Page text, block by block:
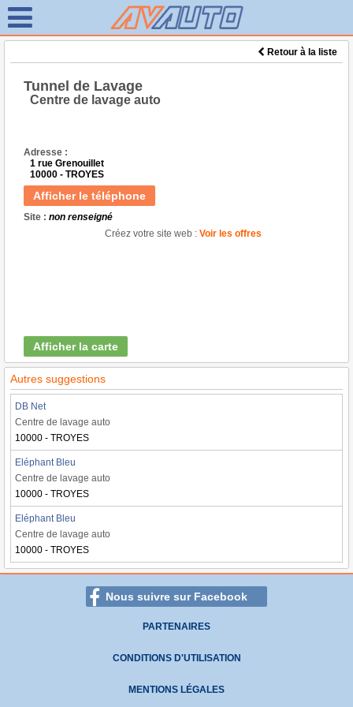
Retour à la liste
Tunnel de Lavage
Centre de lavage auto
Adresse :
1 rue Grenouillet
10000 - TROYES
Afficher le téléphone
Site : non renseigné
Créez votre site web : Voir les offres
Afficher la carte
Autres suggestions
DB Net
Centre de lavage auto
10000 - TROYES
Eléphant Bleu
Centre de lavage auto
10000 - TROYES
Eléphant Bleu
Centre de lavage auto
10000 - TROYES
Nous suivre sur Facebook
PARTENAIRES
CONDITIONS D'UTILISATION
MENTIONS LÉGALES